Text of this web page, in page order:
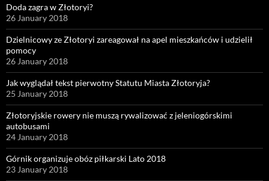
Doda zagra w Złotoryi?
26 January 2018
Dzielnicowy ze Złotoryi zareagował na apel mieszkańców i udzielił
pomocy
26 January 2018
Jak wyglądał tekst pierwotny Statutu Miasta Złotoryja?
25 January 2018
Złotoryjskie rowery nie muszą rywalizować z jeleniogórskimi
autobusami
24 January 2018
Górnik organizuje obóz piłkarski Lato 2018
23 January 2018